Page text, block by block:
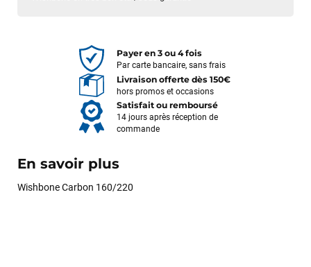
Payer en 3 ou 4 fois
Par carte bancaire, sans frais
Livraison offerte dès 150€
hors promos et occasions
Satisfait ou remboursé
14 jours après réception de
commande
En savoir plus
Wishbone Carbon 160/220